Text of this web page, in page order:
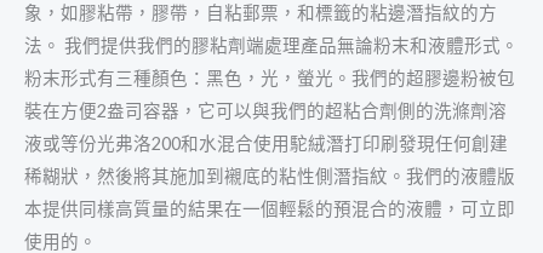
象，如膠粘帶，膠帶，自粘郵票，和標籤的粘邊潛指紋的方
法。 我們提供我們的膠粘劑端處理產品無論粉末和液體形式。
粉末形式有三種顏色：黑色，光，螢光。我們的超膠邊粉被包
裝在方便2盎司容器，它可以與我們的超粘合劑側的洗滌劑溶
液或等份光弗洛200和水混合使用駝絨潛打印刷發現任何創建
稀糊狀，然後將其施加到襯底的粘性側潛指紋。我們的液體版
本提供同樣高質量的結果在一個輕鬆的預混合的液體，可立即
使用的。